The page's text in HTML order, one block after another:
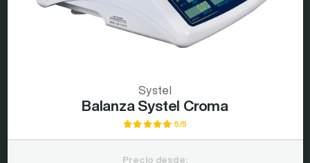
Systel
Balanza Systel Croma
5/5
Precio desde: